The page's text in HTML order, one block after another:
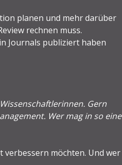
planen und mehr darüber
rechnen muss.
Journals publiziert haben
Gern
Wer mag in so eine
verbessern möchten. Und wer